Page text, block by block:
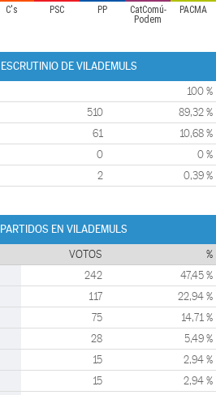
C's PSC PP
CatComú-
Podem
PACMA
DE VILADEMULS
100 %
510 89,32 %
61 10,68 %
0 0 %
2 0,39 %
EN VILADEMULS
VOTOS %
242 47,45 %
117 22,94 %
75 14,71 %
28 5,49 %
15 2,94 %
15 2,94 %